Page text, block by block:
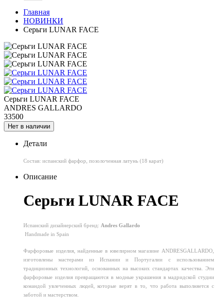
Главная
НОВИНКИ
Серьги LUNAR FACE
Серьги LUNAR FACE
ANDRES GALLARDO
33500
Нет в наличии
Детали
Состав: испанский фарфор, позолоченная латунь (18 карат)
Описание
Серьги LUNAR FACE
Испанский дизайнерский бренд: Andres Gallardo
Handmade in Spain
Фарфоровые изделия, найденные в ювелирном магазине ANDRESGALLARDO,
изготовлены мастерами из Испании и Португалии с использованием
традиционных технологий, основанных на высоких стандартах качества. Эти
фарфоровые изделия превращаются в модные украшения в мадридской студии
командой увлеченных людей, которые верят в то, что работа выполняется с
заботой и мастерством.